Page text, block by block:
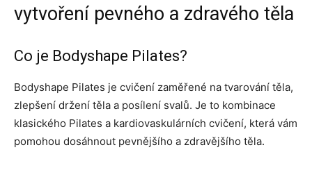
vytvoření pevného a zdravého těla
Co je Bodyshape Pilates?
Bodyshape Pilates je cvičení zaměřené na tvarování těla,
zlepšení držení těla a posílení svalů. Je to kombinace
klasického Pilates a kardiovaskulárních cvičení, která vám
pomohou dosáhnout pevnějšího a zdravějšího těla.